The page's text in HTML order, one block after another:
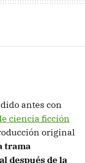
antes con
ciencia ficción
original
trama
después de la